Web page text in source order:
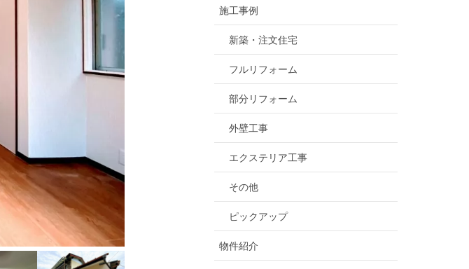
施工事例
新築・注文住宅
フルリフォーム
部分リフォーム
外壁工事
エクステリア工事
その他
ピックアップ
物件紹介